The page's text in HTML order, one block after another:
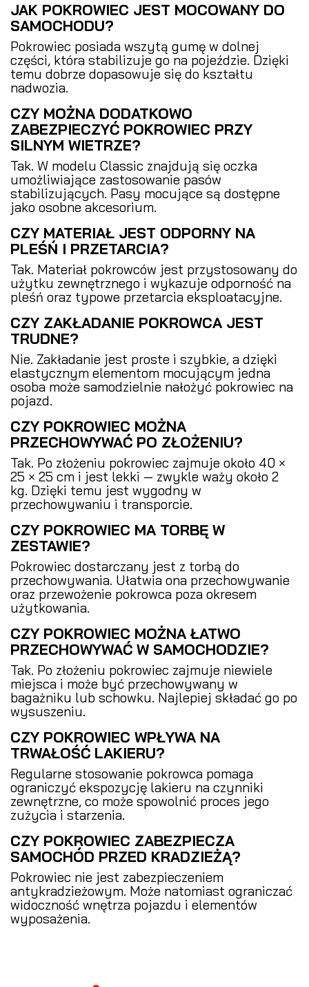
JAK POKROWIEC JEST MOCOWANY DO
SAMOCHODU?
Pokrowiec posiada wszytą gumę w dolnej
części, która stabilizuje go na pojeździe. Dzięki
temu dobrze dopasowuje się do kształtu
nadwozia.
CZY MOŻNA DODATKOWO
ZABEZPIECZYĆ POKROWIEC PRZY
SILNYM WIETRZE?
Tak. W modelu Classic znajdują się oczka
umożliwiające zastosowanie pasów
stabilizujących. Pasy mocujące są dostępne
jako osobne akcesorium.
CZY MATERIAŁ JEST ODPORNY NA
PLEŚŃ I PRZETARCIA?
Tak. Materiał pokrowców jest przystosowany do
użytku zewnętrznego i wykazuje odporność na
pleśń oraz typowe przetarcia eksploatacyjne.
CZY ZAKŁADANIE POKROWCA JEST
TRUDNE?
Nie. Zakładanie jest proste i szybkie, a dzięki
elastycznym elementom mocującym jedna
osoba może samodzielnie nałożyć pokrowiec na
pojazd.
CZY POKROWIEC MOŻNA
PRZECHOWYWAĆ PO ZŁOŻENIU?
Tak. Po złożeniu pokrowiec zajmuje około 40 ×
25 × 25 cm i jest lekki — zwykle waży około 2
kg. Dzięki temu jest wygodny w
przechowywaniu i transporcie.
CZY POKROWIEC MA TORBĘ W
ZESTAWIE?
Pokrowiec dostarczany jest z torbą do
przechowywania. Ułatwia ona przechowywanie
oraz przewożenie pokrowca poza okresem
użytkowania.
CZY POKROWIEC MOŻNA ŁATWO
PRZECHOWYWAĆ W SAMOCHODZIE?
Tak. Po złożeniu pokrowiec zajmuje niewiele
miejsca i może być przechowywany w
bagażniku lub schowku. Najlepiej składać go po
wysuszeniu.
CZY POKROWIEC WPŁYWA NA
TRWAŁOŚĆ LAKIERU?
Regularne stosowanie pokrowca pomaga
ograniczyć ekspozycję lakieru na czynniki
zewnętrzne, co może spowolnić proces jego
zużycia i starzenia.
CZY POKROWIEC ZABEZPIECZA
SAMOCHÓD PRZED KRADZIEŻĄ?
Pokrowiec nie jest zabezpieczeniem
antykradzieżowym. Może natomiast ograniczać
widoczność wnętrza pojazdu i elementów
wyposażenia.